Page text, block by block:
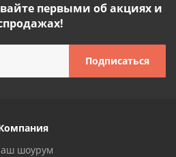
первыми об акциях и
шоурум